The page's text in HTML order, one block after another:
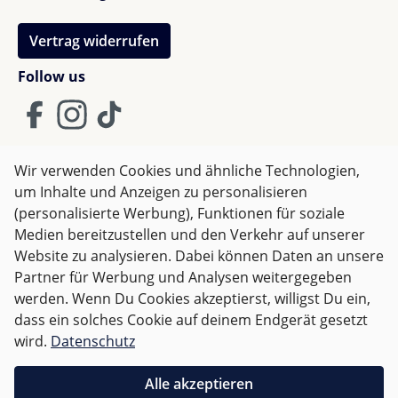
Follow us
Vertrag widerrufen
AGB Impressum
Datenschutz
Widerrufsrecht
Alle Preise inkl. gesetzl. Mehrwertsteuer zzgl.Versandkosten
und ggf. Nachnahmegebühren, wenn nicht anders
angegeben.
Für Österreich sind Bestellungen ab 50,- EUR
Wir verwenden Cookies und ähnliche Technologien,
um Inhalte und Anzeigen zu personalisieren
(personalisierte Werbung), Funktionen für soziale
Medien bereitzustellen und den Verkehr auf unserer
Website zu analysieren. Dabei können Daten an unsere
Partner für Werbung und Analysen weitergegeben
werden. Wenn Du Cookies akzeptierst, willigst Du ein,
dass ein solches Cookie auf deinem Endgerät gesetzt
wird. Datenschutz
Alle akzeptieren